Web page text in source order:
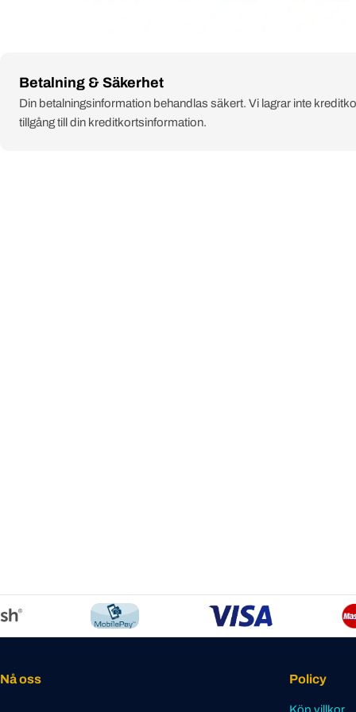
Betalning & Säkerhet
Payment
methods
Din betalningsinformation behandlas säkert. Vi lagrar inte
tillgång till din kreditkortsinformation.
Nå oss Policy